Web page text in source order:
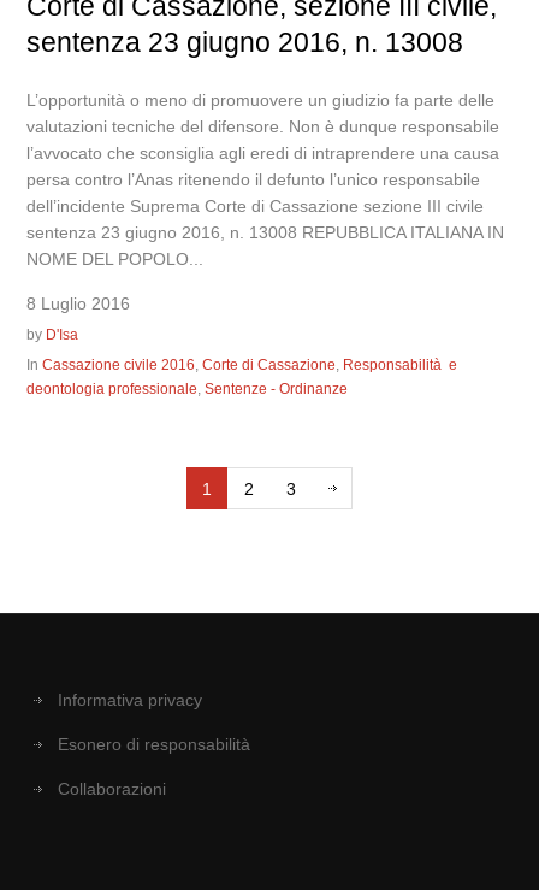
sentenza 23 giugno 2016, n. 13008
L’opportunità o meno di promuovere un giudizio fa parte delle
valutazioni tecniche del difensore. Non è dunque responsabile
l’avvocato che sconsiglia agli eredi di intraprendere una causa
persa contro l’Anas ritenendo il defunto l’unico responsabile
dell’incidente Suprema Corte di Cassazione sezione III civile
sentenza 23 giugno 2016, n. 13008 REPUBBLICA ITALIANA IN
NOME DEL POPOLO...
8 Luglio 2016
by D'Isa
InCassazione civile 2016 ,Corte di Cassazione Responsabilità e
deontologia professionale ,Sentenze - Ordinanze
1 2 3
Informativa privacy
Esonero di responsabilità
Collaborazioni